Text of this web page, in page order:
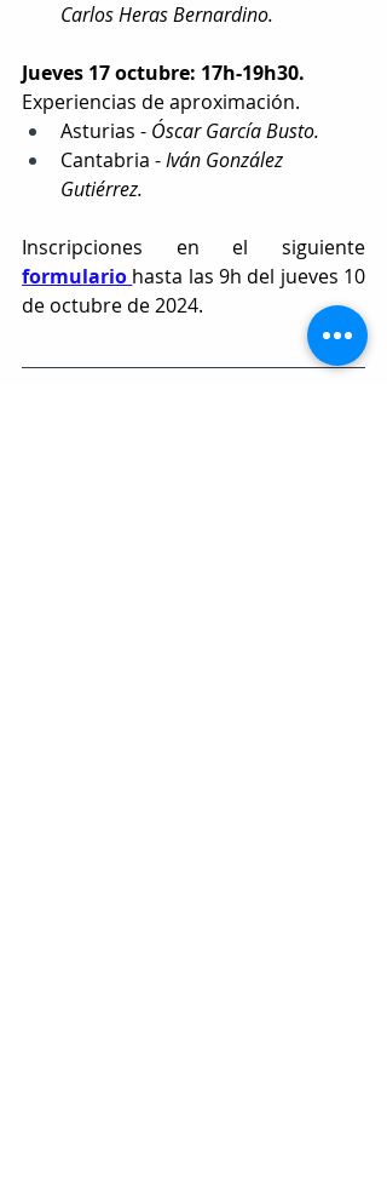
Carlos Heras Bernardino.
Jueves 17 octubre: 17h-19h30.
Experiencias de aproximación.
Asturias - Óscar García Busto.
Cantabria - Iván González
Gutiérrez.
formulario hasta las 9h del jueves 10
de octubre de 2024.